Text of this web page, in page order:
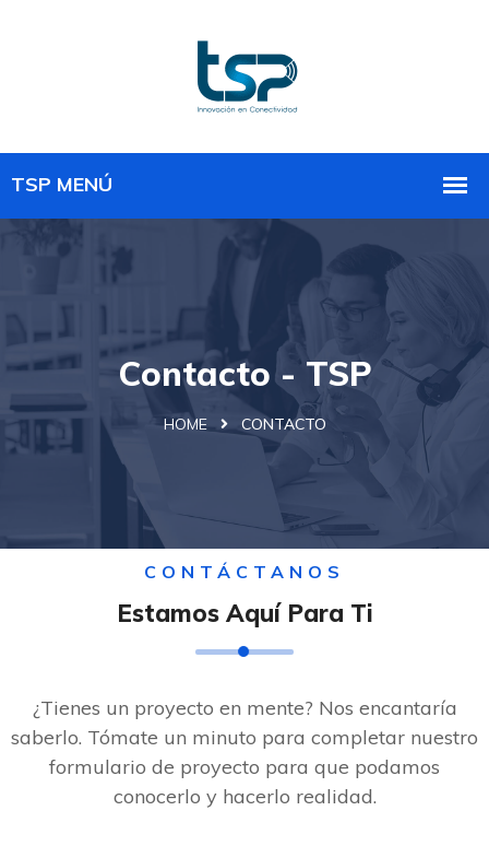
Contacto - TSP
HOME CONTACTO
CONTÁCTANOS
Estamos Aquí Para Ti
¿Tienes un proyecto en mente? Nos encantaría
saberlo. Tómate un minuto para completar nuestro
formulario de proyecto para que podamos
conocerlo y hacerlo realidad.